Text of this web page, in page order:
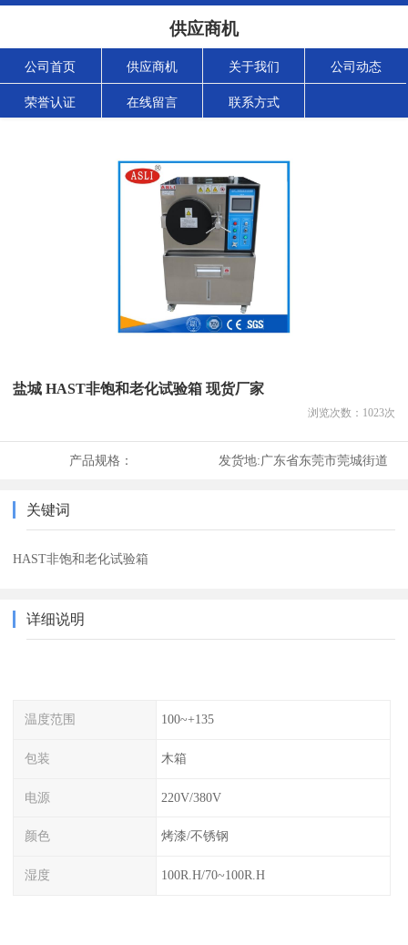
供应商机
公司首页 供应商机 关于我们 公司动态
荣誉认证 在线留言 联系方式
盐城 HAST非饱和老化试验箱 现货厂家
浏览次数： 1023次
产品规格： 发货地:广东省东莞市莞城街道
关键词
HAST非饱和老化试验箱
详细说明
温度范围 100~+135
包装 木箱
电源 220V/380V
颜色 烤漆/不锈钢
湿度 100R.H/70~100R.H